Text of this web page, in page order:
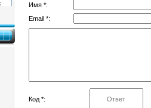
Имя *:
Email *:
Код *: